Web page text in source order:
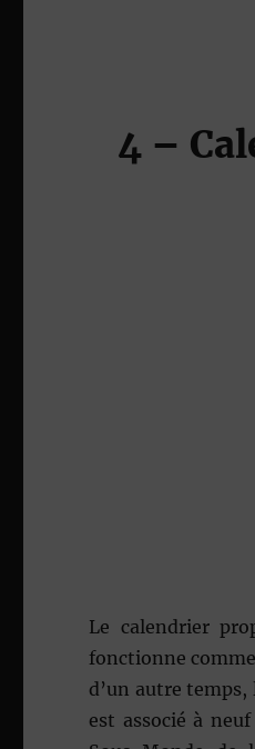
4 –
Le calendrier
fonctionne
d’un autre
est associé à